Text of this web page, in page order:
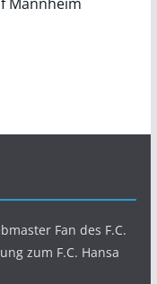
Mannheim
Fan des F.C.
zum F.C. Hansa